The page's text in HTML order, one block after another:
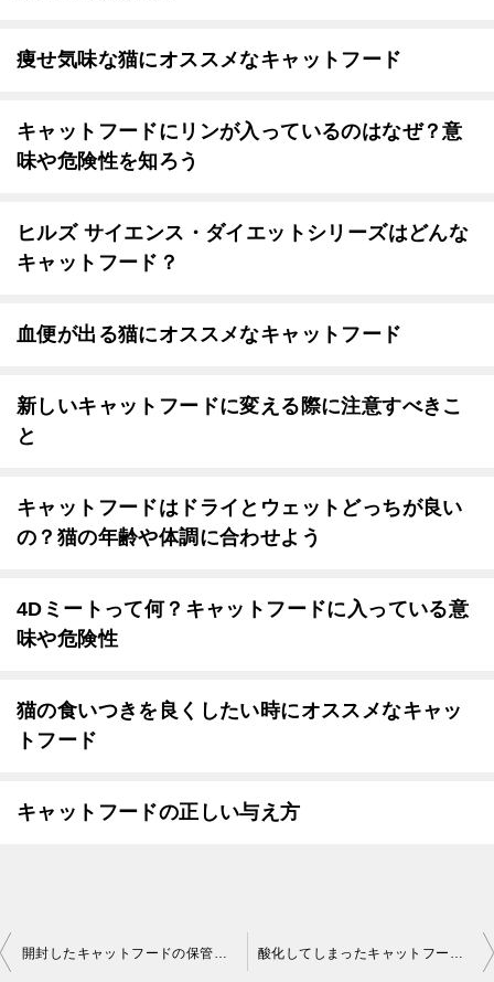
痩せ気味な猫にオススメなキャットフード
キャットフードにリンが入っているのはなぜ？意
味や危険性を知ろう
ヒルズ サイエンス・ダイエットシリーズはどんな
キャットフード？
血便が出る猫にオススメなキャットフード
新しいキャットフードに変える際に注意すべきこ
と
キャットフードはドライとウェットどっちが良い
の？猫の年齢や体調に合わせよう
4Dミートって何？キャットフードに入っている意
味や危険性
猫の食いつきを良くしたい時にオススメなキャッ
トフード
キャットフードの正しい与え方
投
開封したキャットフードの保管方法。キャットフードを長持ちさせよう 酸化してしまったキャットフードを見極める方法